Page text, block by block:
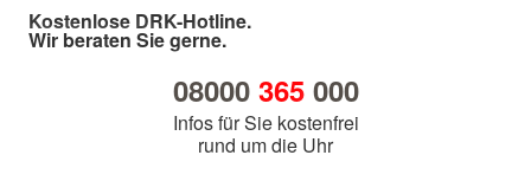
Kostenlose DRK-Hotline.
Wir beraten Sie gerne.
08000 365000
Infos für Sie kostenfrei
rund um die Uhr